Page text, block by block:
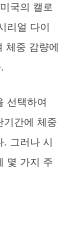
국의 캘로
리얼 다이
체중 감량에
선택하여
기간에 체중
. 그러나 시
몇 가지 주